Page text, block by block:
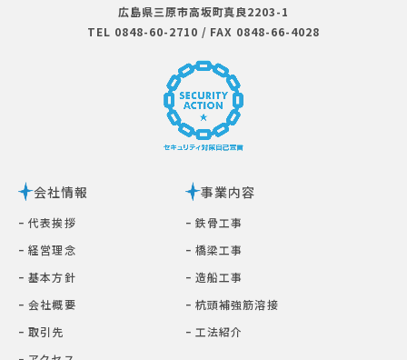
広島県三原市⾼坂町真良2203-1
TEL 0848-60-2710 / FAX 0848-66-4028
会社情報
ｰ 代表挨拶
ｰ 経営理念
ｰ 基本⽅針
ｰ 会社概要
ｰ 取引先
事業内容
ｰ 鉄⾻⼯事
ｰ 橋梁⼯事
ｰ 造船工事
ｰ 杭頭補強筋溶接
ｰ ⼯法紹介